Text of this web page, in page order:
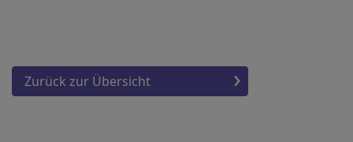
Zurück zur Übersicht